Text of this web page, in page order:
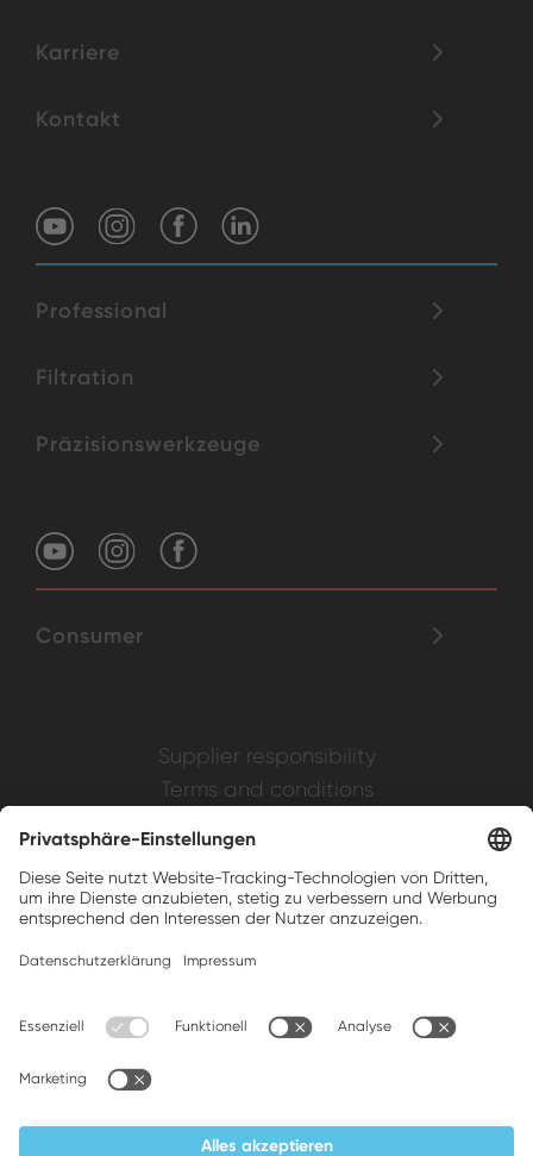
Karriere
Kontakt
Professional
Filtration
Präzisionswerkzeuge
Consumer
Supplier responsibility
Terms and conditions
Impressum
Weller is a registered trademark of Apex